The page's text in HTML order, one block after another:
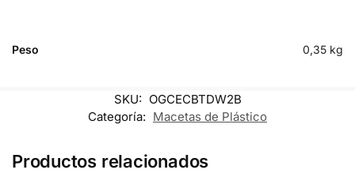
Peso 0,35 kg
SKU: OGCECBTDW2B
Categoría: Macetas de Plástico
Productos relacionados